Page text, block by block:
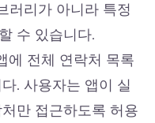
러리가 아니라 특정
수 있습니다.
에 전체 연락처 목록
. 사용자는 앱이 실
만 접근하도록 허용